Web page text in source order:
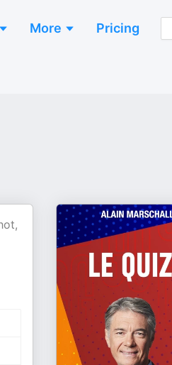
More Pricing